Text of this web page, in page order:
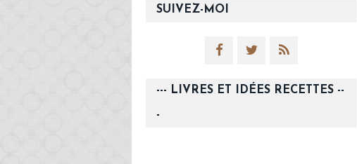
SUIVEZ-MOI
--- LIVRES ET IDÉES RECETTES --
-